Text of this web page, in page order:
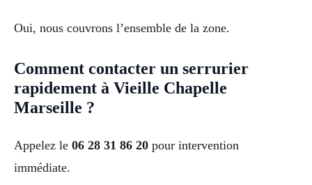
Oui, nous couvrons l’ensemble de la zone.
Comment contacter un serrurier
rapidement à Vieille Chapelle
Marseille ?
Appelez le 06 28 31 86 20 pour intervention
immédiate.